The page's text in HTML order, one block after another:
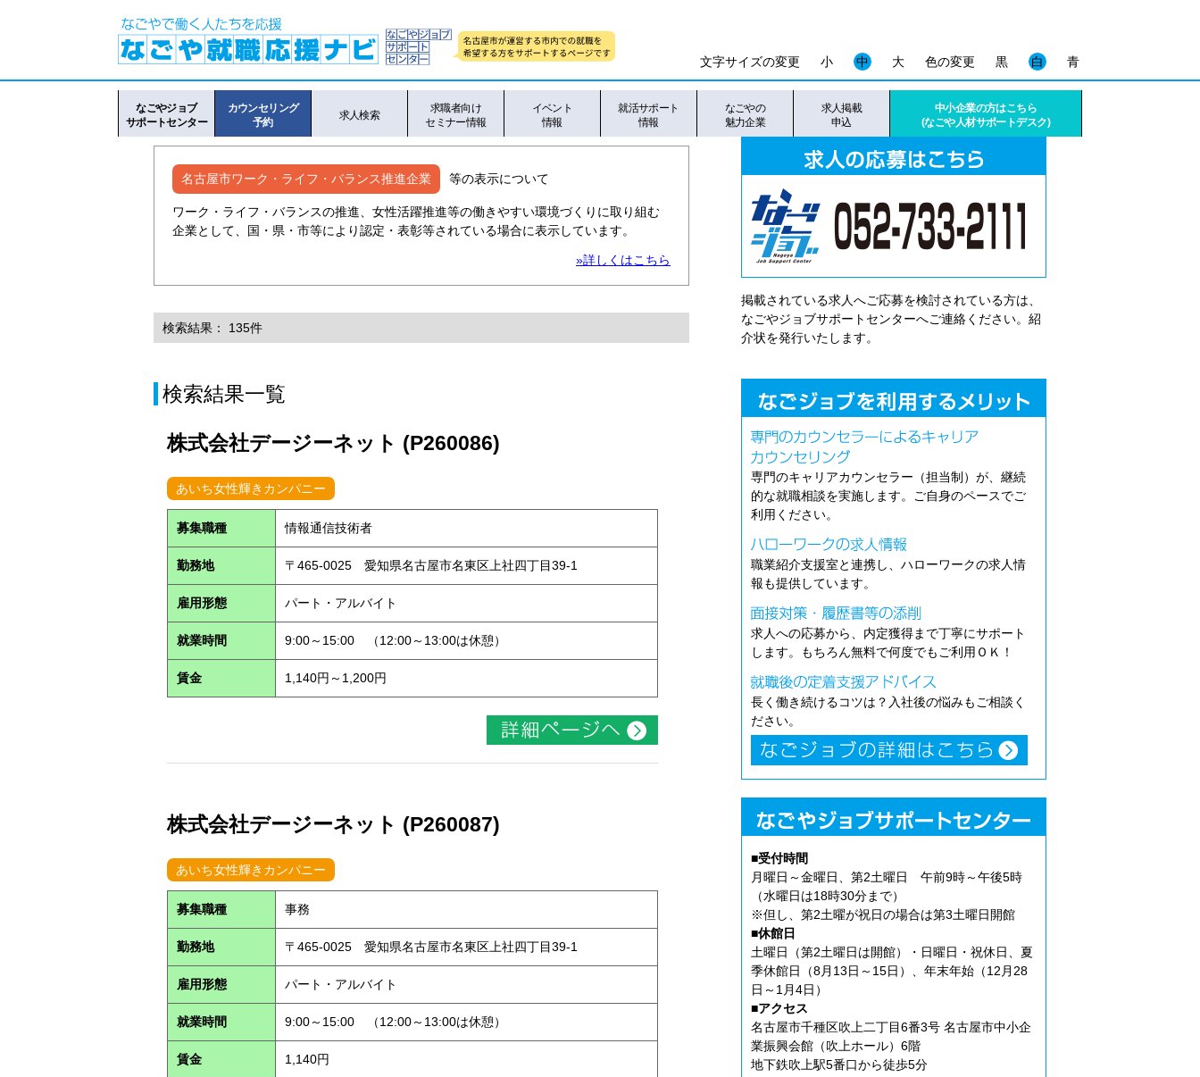
色の変更 黒 白 青
文字サイズの変更 小 中 大
なごやジョブ
サポートセンター
カウンセリング
予約
求人検索
求職者向け
セミナー情報
イベント
情報
就活サポート
情報
なごやの
魅力企業
求人掲載
申込
中小企業の方はこちら
(なごや人材サポートデスク)
名古屋市ワーク・ライフ・バランス推進企業 等の表示について
ワーク・ライフ・バランスの推進、女性活躍推進等の働きやすい環境づくりに取り組む
企業として、国・県・市等により認定・表彰等されている場合に表示しています。
»詳しくはこちら
検索結果： 135件
検索結果一覧
株式会社デージーネット (P260086)
あいち女性輝きカンパニー
募集職種 情報通信技術者
勤務地 〒465-0025 愛知県名古屋市名東区上社四丁目39-1
雇用形態 パート・アルバイト
就業時間 9:00～15:00 （12:00～13:00は休憩）
賃金 1,140円～1,200円
株式会社デージーネット (P260087)
あいち女性輝きカンパニー
募集職種 事務
勤務地 〒465-0025 愛知県名古屋市名東区上社四丁目39-1
雇用形態 パート・アルバイト
就業時間 9:00～15:00 （12:00～13:00は休憩）
賃金 1,140円
掲載されている求人へご応募を検討されている方は、
なごやジョブサポートセンターへご連絡ください。紹
介状を発行いたします。
専門のキャリアカウンセラー（担当制）が、継続
的な就職相談を実施します。ご自身のペースでご
利用ください。
職業紹介支援室と連携し、ハローワークの求人情
報も提供しています。
求人への応募から、内定獲得まで丁寧にサポート
します。もちろん無料で何度でもご利用ＯＫ！
長く働き続けるコツは？入社後の悩みもご相談く
ださい。
■受付時間
月曜日～金曜日、第2土曜日 午前9時～午後5時
（水曜日は18時30分まで）
※但し、第2土曜が祝日の場合は第3土曜日開館
■休館日
土曜日（第2土曜日は開館）・日曜日・祝休日、夏
季休館日（8月13日～15日）、年末年始（12月28
日～1月4日）
■アクセス
名古屋市千種区吹上二丁目6番3号 名古屋市中小企
業振興会館（吹上ホール）6階
地下鉄吹上駅5番口から徒歩5分